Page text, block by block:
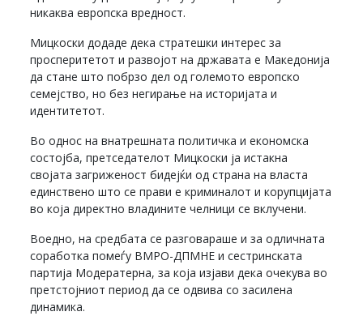
никаква европска вредност.
Мицкоски додаде дека стратешки интерес за
просперитетот и развојот на државата е Македонија
да стане што побрзо дел од големото европско
семејство, но без негирање на историјата и
идентитетот.
Во однос на внатрешната политичка и економска
состојба, претседателот Мицкоски ја истакна
својата загриженост бидејќи од страна на власта
единствено што се прави е криминалот и корупцијата
во која директно владините челници се вклучени.
Воедно, на средбата се разговараше и за одличната
соработка помеѓу ВМРО-ДПМНЕ и сестринската
партија Модератерна, за која изјави дека очекува во
претстојниот период да се одвива со засилена
динамика.